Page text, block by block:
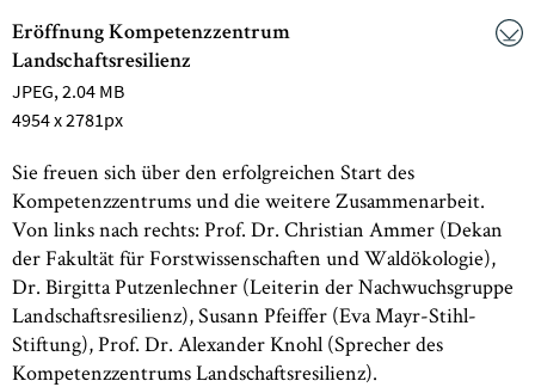
Eröffnung Kompetenzzentrum
Landschaftsresilienz
JPEG, 2.04 MB
4954 x 2781px
Sie freuen sich über den erfolgreichen Start des
Kompetenzzentrums und die weitere Zusammenarbeit.
Von links nach rechts: Prof. Dr. Christian Ammer (Dekan
der Fakultät für Forstwissenschaften und Waldökologie),
Dr. Birgitta Putzenlechner (Leiterin der Nachwuchsgruppe
Landschaftsresilienz), Susann Pfeiffer (Eva Mayr-Stihl-
Stiftung), Prof. Dr. Alexander Knohl (Sprecher des
Kompetenzzentrums Landschaftsresilienz).